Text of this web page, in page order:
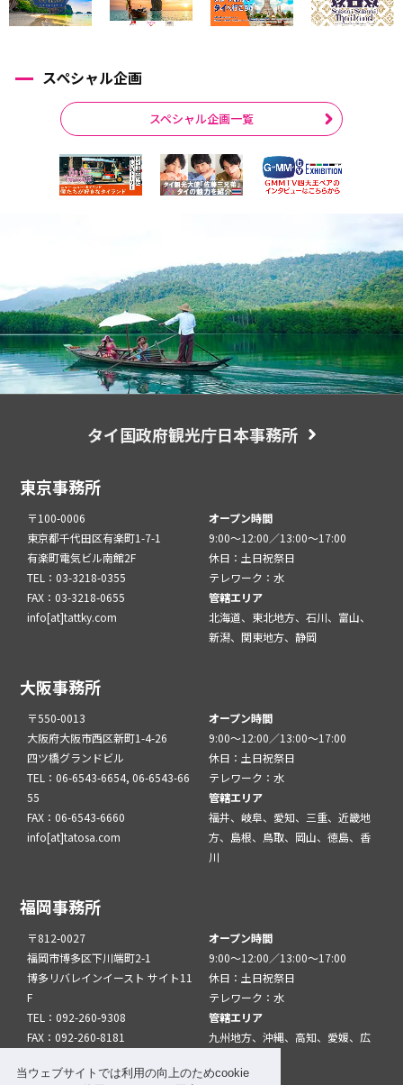
当ウェブサイトでは利用の向上のためcookie
スペシャル企画
スペシャル企画一覧
タイ国政府観光庁日本事務所
東京事務所
〒100-0006
東京都千代田区有楽町1-7-1
有楽町電気ビル南館2F
TEL：03-3218-0355
FAX：03-3218-0655
info[at]tattky.com
オープン時間
9:00～12:00／13:00～17:00
休日：土日祝祭日
テレワーク：水
管轄エリア
北海道、東北地方、石川、富山、
新潟、関東地方、静岡
大阪事務所
〒550-0013
大阪府大阪市西区新町1-4-26
四ツ橋グランドビル
TEL：06-6543-6654, 06-6543-66
55
FAX：06-6543-6660
info[at]tatosa.com
オープン時間
9:00～12:00／13:00～17:00
休日：土日祝祭日
テレワーク：水
管轄エリア
福井、岐阜、愛知、三重、近畿地
方、島根、鳥取、岡山、徳島、香
川
福岡事務所
〒812-0027
福岡市博多区下川端町2-1
博多リバレインイースト サイト11
F
TEL：092-260-9308
FAX：092-260-8181
オープン時間
9:00～12:00／13:00～17:00
休日：土日祝祭日
テレワーク：水
管轄エリア
九州地方、沖縄、高知、愛媛、広